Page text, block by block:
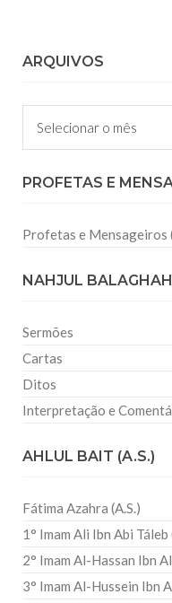
ARQUIVOS
Arquivos
PROFETAS E
Profetas e Mensageiros
NAHJUL BALAGHAH
Sermões
Cartas
Ditos
Interpretação e
AHLUL BAIT (A.S.)
Fátima Azahra (A.S.)
1° Imam Ali Ibn Abi Táleb
2° Imam Al-Hassan Ibn
3° Imam Al-Hussein Ibn